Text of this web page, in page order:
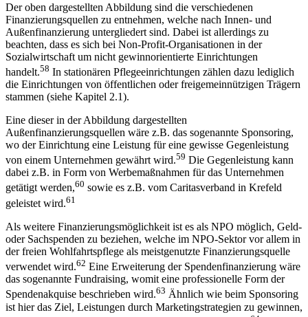
Der oben dargestellten Abbildung sind die verschiedenen
Finanzierungsquellen zu entnehmen, welche nach Innen- und
Außenfinanzierung untergliedert sind. Dabei ist allerdings zu
beachten, dass es sich bei Non-Profit-Organisationen in der
Sozialwirtschaft um nicht gewinnorientierte Einrichtungen
handelt.58 In stationären Pflegeeinrichtungen zählen dazu lediglich
die Einrichtungen von öffentlichen oder freigemeinnützigen Trägern
stammen (siehe Kapitel 2.1).
Eine dieser in der Abbildung dargestellten
Außenfinanzierungsquellen wäre z.B. das sogenannte Sponsoring,
wo der Einrichtung eine Leistung für eine gewisse Gegenleistung
von einem Unternehmen gewährt wird.59 Die Gegenleistung kann
dabei z.B. in Form von Werbemaßnahmen für das Unternehmen
getätigt werden,60 sowie es z.B. vom Caritasverband in Krefeld
geleistet wird.61
Als weitere Finanzierungsmöglichkeit ist es als NPO möglich, Geld-
oder Sachspenden zu beziehen, welche im NPO-Sektor vor allem in
der freien Wohlfahrtspflege als meistgenutzte Finanzierungsquelle
verwendet wird.62 Eine Erweiterung der Spendenfinanzierung wäre
das sogenannte Fundraising, womit eine professionelle Form der
Spendenakquise beschrieben wird.63 Ähnlich wie beim Sponsoring
ist hier das Ziel, Leistungen durch Marketingstrategien zu gewinnen,